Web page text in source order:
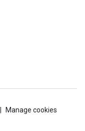
Manage cookies